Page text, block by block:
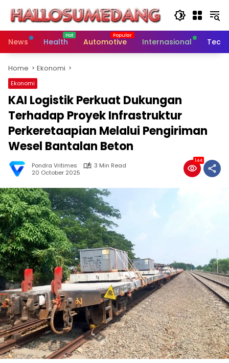
content
News
Health Automotive Internasional
Home Ekonomi
Ekonomi
KAI Logistik Perkuat Dukungan
Terhadap Proyek Infrastruktur
Perkeretaapian Melalui Pengiriman
Wesel Bantalan Beton
Pondra Vritimes
3 Min Read
20 October 2025
144